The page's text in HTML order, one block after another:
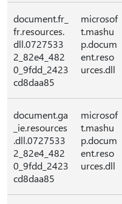
document.fr_
fr.resources.
dll.0727533
2_82e4_482
0_9fdd_2423
cd8daa85
microsof
t.mashu
p.docum
ent.reso
urces.dll
document.ga
_ie.resources
.dll.0727533
2_82e4_482
0_9fdd_2423
cd8daa85
microsof
t.mashu
p.docum
ent.reso
urces.dll